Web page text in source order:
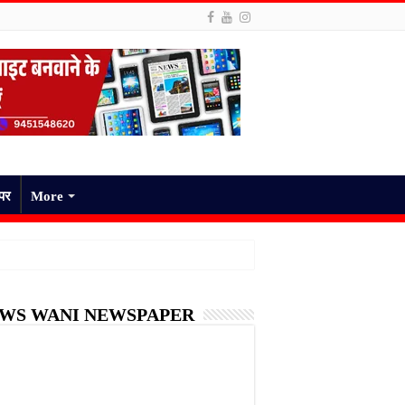
More
WANI NEWSPAPER